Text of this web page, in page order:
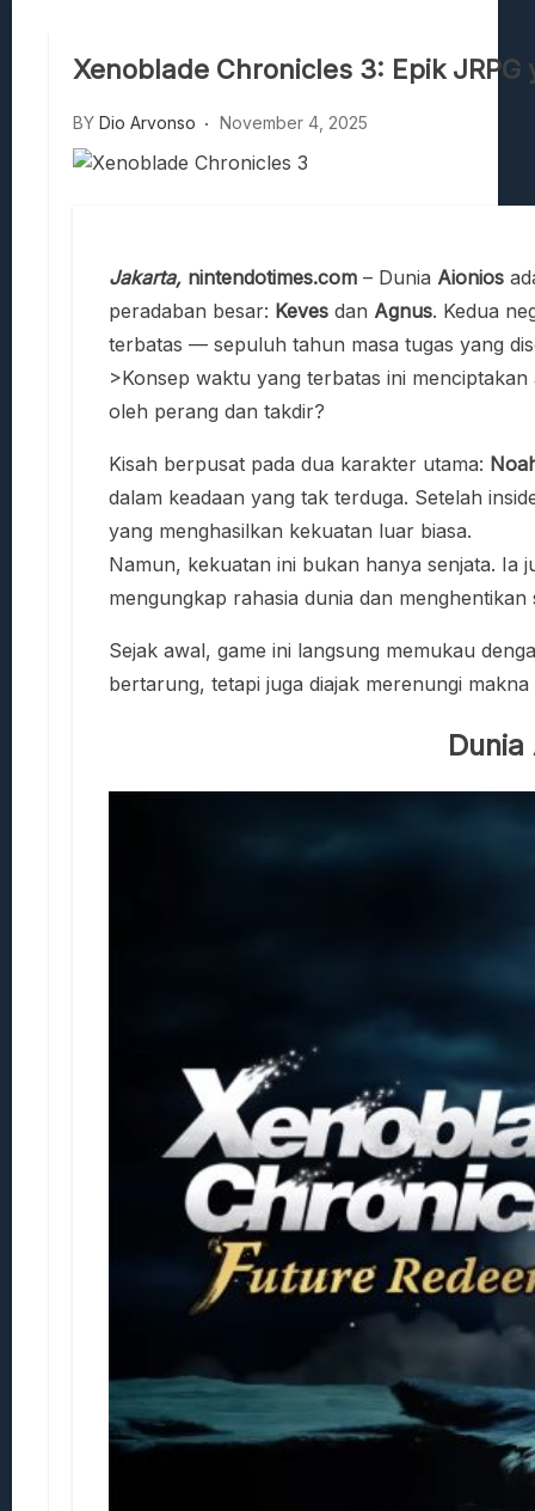
Beasts Of Bermuda: Panduan Bermain
Stranded Alien Dawn: Cara
Xenoblade Chronicles 3: Epik
BY Dio Arvonso November 4, 2025
Jakarta, nintendotimes.com – Dunia Aionios
peradaban besar: Keves dan Agnus. Kedua
terbatas — sepuluh tahun masa tugas yang
>Konsep waktu yang terbatas ini
oleh perang dan takdir?
Kisah berpusat pada dua karakter utama:
dalam keadaan yang tak terduga. Setelah
yang menghasilkan kekuatan luar biasa.
Namun, kekuatan ini bukan hanya senjata. Ia
mengungkap rahasia dunia dan
Sejak awal, game ini langsung memukau
bertarung, tetapi juga diajak merenungi